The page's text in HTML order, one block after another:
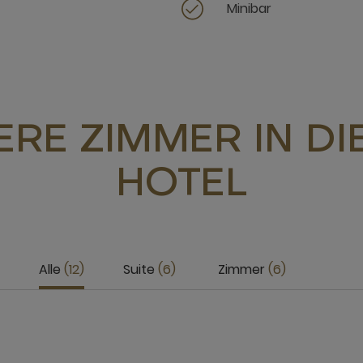
Minibar
ZIMMER IN
HOTEL
Alle 12 Suite 6 Zimmer 6